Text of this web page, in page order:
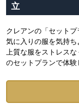
立
クレアンの「セット
気に入りの服を気持ち
上質な服をストレス
のセットプランで体験